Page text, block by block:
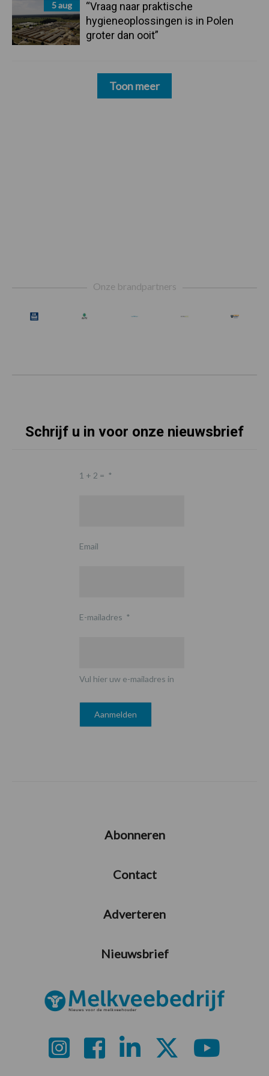
5 aug
“Vraag naar praktische
hygieneoplossingen is in Polen
groter dan ooit”
Toon meer
Onze brandpartners
Schrijf u in voor onze nieuwsbrief
1 + 2 = *
Email
E-mailadres *
Vul hier uw e-mailadres in
Abonneren
Contact
Adverteren
Nieuwsbrief